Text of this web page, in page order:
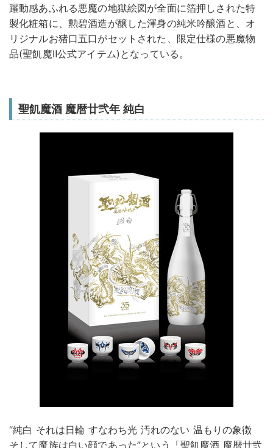
躍動感あふれる悪魔の地獄絵図が全面に箔押しされた特
製化粧箱に、勲碧酒造が醸した渾身の純米吟醸酒と、オ
リジナルお猪口五口がセットされた、限定仕様の悪魔物
品(聖飢魔Ⅱ公式アイテム)となっている。
聖飢魔酒 魔暦廿弐年 純白
“純白 それは日輪 すなわち光 汚れのない 温もりの象徴
そして魔族は白い顔であった”という「聖飢魔酒 魔暦廿弐